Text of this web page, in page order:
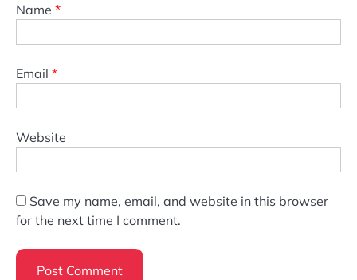
Name *
Email *
Website
Save my name, email, and website in this browser
for the next time I comment.